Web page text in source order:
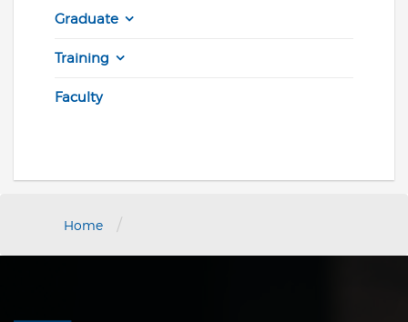
Graduate
Training
Faculty
Home /